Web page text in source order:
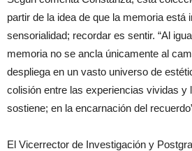
partir de la idea de que la memoria está
sensorialidad; recordar es sentir. “Al
memoria no se ancla únicamente al
despliega en un vasto universo de
colisión entre las experiencias vividas y
sostiene; en la encarnación del
El Vicerrector de Investigación y